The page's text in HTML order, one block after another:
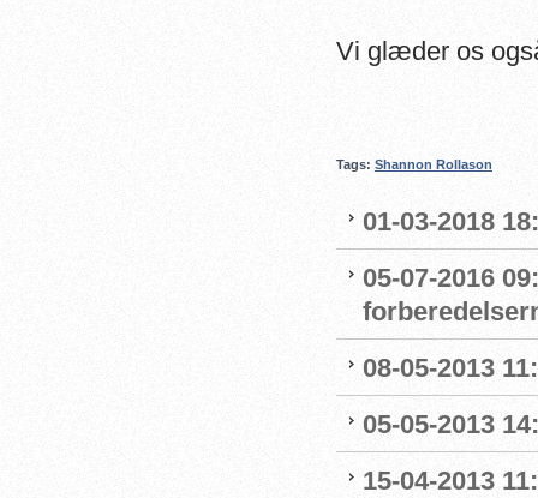
Vi glæder os
Tags: Shannon Rollason
01-03-2018
05-07-2016
08-05-2013
05-05-2013
15-04-2013